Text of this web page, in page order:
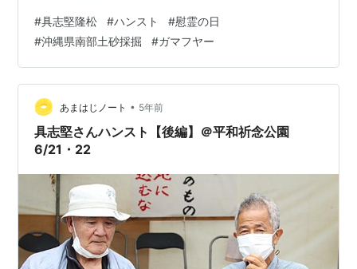
#具志堅隆松 #ハンスト #慰霊の日
#沖縄県南部土砂採掘 #ガマフヤー
あまはじノート • 5年前
具志堅さんハンスト【後編】＠平和祈念公園
6/21・22